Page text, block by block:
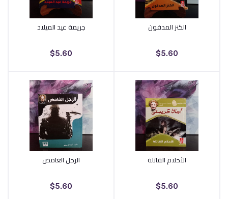
أضف إلى السلة
الكنز المدفون
$5.60
أضف إلى السلة
جريمة عيد الميلاد
$5.60
أضف إلى السلة
الأحلام القاتلة
$5.60
أضف إلى السلة
الرجل الغامض
$5.60